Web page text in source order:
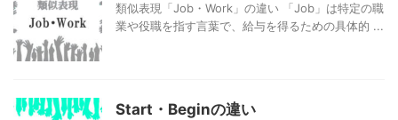
類似表現「Job・Work」の違い 「Job」は特定の職
業や役職を指す言葉で、給与を得るための具体的 ...
Start・Beginの違い